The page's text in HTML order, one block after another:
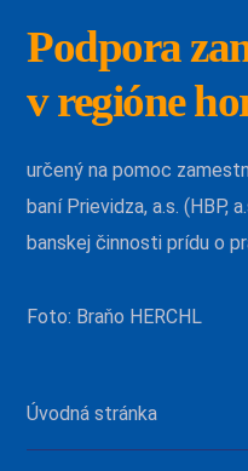
Podpora
v regióne
určený na pomoc
baní Prievidza, a.s. (HBP,
banskej činnosti prídu o
Foto: Braňo HERCHL
Úvodná stránka